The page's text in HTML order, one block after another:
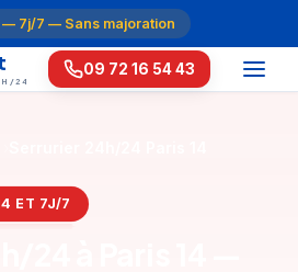
7j/7 — Sans majoration
24
09 72 16 54 43
ET 7J/7